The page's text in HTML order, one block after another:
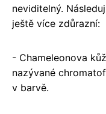
neviditelný.
ještě více zdůrazní:
- Chameleonova
nazývané
v barvě.